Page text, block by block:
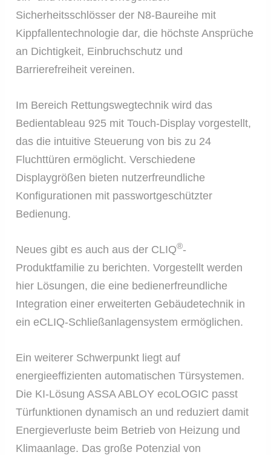
Sicherheitsschlösser der N8-Baureihe mit
Kippfallentechnologie dar, die höchste Ansprüche
an Dichtigkeit, Einbruchschutz und
Barrierefreiheit vereinen.
Im Bereich Rettungswegtechnik wird das
Bedientableau 925 mit Touch-Display vorgestellt,
das die intuitive Steuerung von bis zu 24
Fluchttüren ermöglicht. Verschiedene
Displaygrößen bieten nutzerfreundliche
Konfigurationen mit passwortgeschützter
Bedienung.
Neues gibt es auch aus der CLIQ®-
Produktfamilie zu berichten. Vorgestellt werden
hier Lösungen, die eine bedienerfreundliche
Integration einer erweiterten Gebäudetechnik in
ein eCLIQ-Schließanlagensystem ermöglichen.
Ein weiterer Schwerpunkt liegt auf
energieeffizienten automatischen Türsystemen.
Die KI-Lösung ASSA ABLOY ecoLOGIC passt
Türfunktionen dynamisch an und reduziert damit
Energieverluste beim Betrieb von Heizung und
Klimaanlage. Das große Potenzial von